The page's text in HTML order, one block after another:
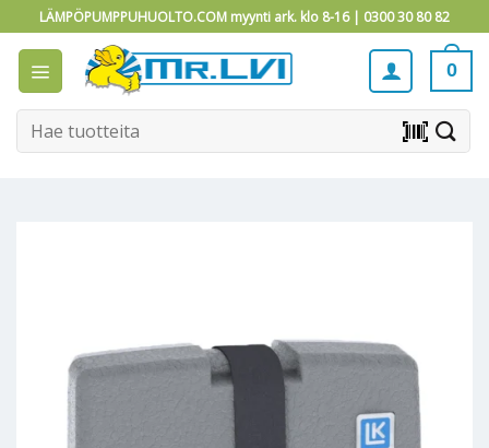
to
content
LÄMPÖPUMPPUHUOLTO.COM myynti ark. klo 8-16 | 0300 30 80 82
0
Etsi: barcode_scanner